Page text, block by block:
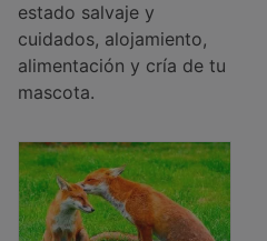
estado salvaje y
cuidados, alojamiento,
alimentación y cría de tu
mascota.